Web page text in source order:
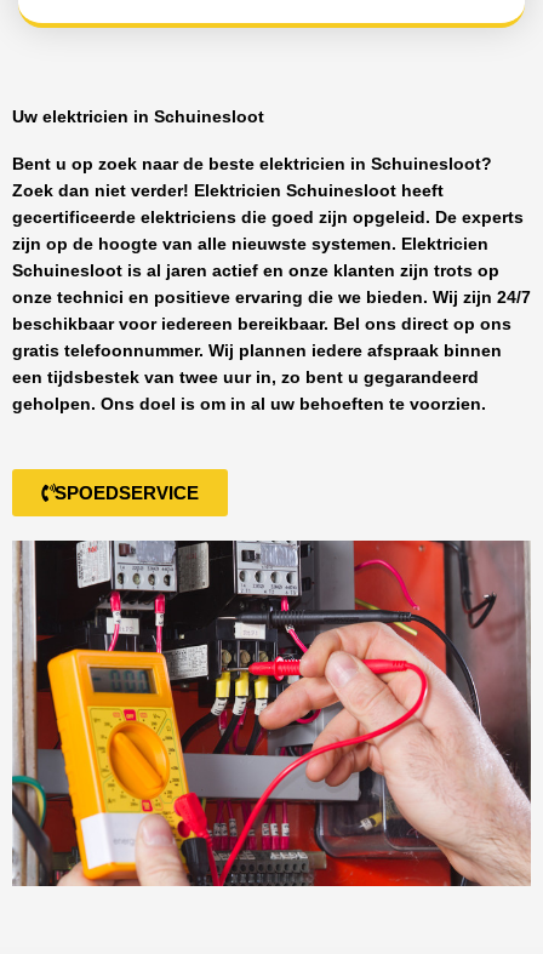
Uw elektricien in Schuinesloot
Bent u op zoek naar de beste elektricien in Schuinesloot?
Zoek dan niet verder! Elektricien Schuinesloot heeft
gecertificeerde elektriciens die goed zijn opgeleid. De experts
zijn op de hoogte van alle nieuwste systemen. Elektricien
Schuinesloot is al jaren actief en onze klanten zijn trots op
onze technici en positieve ervaring die we bieden. Wij zijn 24/7
beschikbaar voor iedereen bereikbaar. Bel ons direct op ons
gratis telefoonnummer. Wij plannen iedere afspraak binnen
een tijdsbestek van twee uur in, zo bent u gegarandeerd
geholpen. Ons doel is om in al uw behoeften te voorzien.
SPOEDSERVICE